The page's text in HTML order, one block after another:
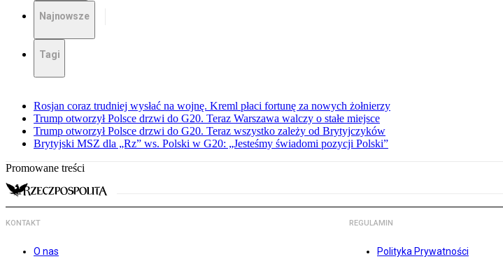
Najnowsze
Tagi
Rosjan coraz trudniej wysłać na wojnę. Kreml płaci fortunę za nowych żołnierzy
Trump otworzył Polsce drzwi do G20. Teraz Warszawa walczy o stałe miejsce
Trump otworzył Polsce drzwi do G20. Teraz wszystko zależy od Brytyjczyków
Brytyjski MSZ dla „Rz” ws. Polski w G20: „Jesteśmy świadomi pozycji Polski”
Promowane treści
KONTAKT
O nas
REGULAMIN
Polityka Prywatności